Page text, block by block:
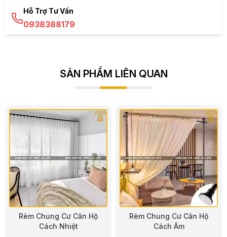
Hỗ Trợ Tư Vấn
0938388179
SẢN PHẨM LIÊN QUAN
Rèm Chung Cư Căn Hộ
Cách Âm
Rèm Chung Cư Căn Hộ
Chống Tia UV